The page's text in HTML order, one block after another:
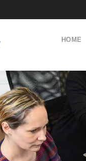
HOME